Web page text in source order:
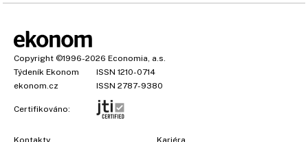
Copyright ©1996-2026 Economia, a.s.
Týdeník Ekonom
ISSN 1210-0714
ekonom.cz
ISSN 2787-9380
Certifikováno:
Kontakty Kariéra